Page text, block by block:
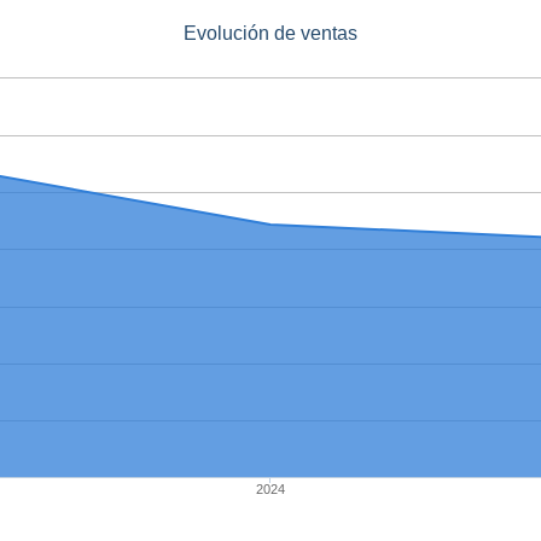
Evolución de ventas
2024